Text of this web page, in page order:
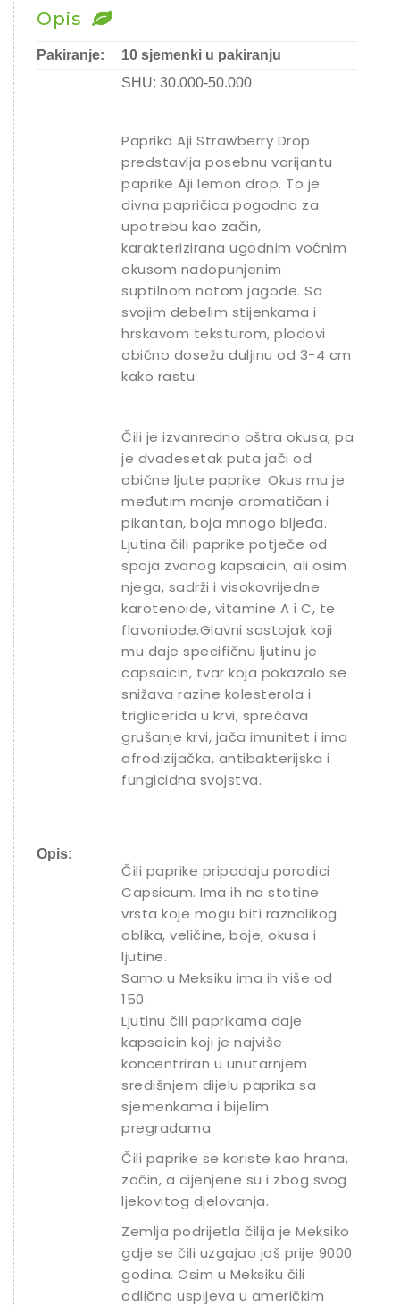
Opis
Pakiranje: 10 sjemenki u pakiranju
Opis:
SHU: 30.000-50.000
Paprika Aji Strawberry Drop
predstavlja posebnu varijantu
paprike Aji lemon drop. To je
divna papričica pogodna za
upotrebu kao začin,
karakterizirana ugodnim voćnim
okusom nadopunjenim
suptilnom notom jagode. Sa
svojim debelim stijenkama i
hrskavom teksturom, plodovi
obično dosežu duljinu od 3-4 cm
kako rastu.
Čili je izvanredno oštra okusa, pa
je dvadesetak puta jači od
obične ljute paprike. Okus mu je
međutim manje aromatičan i
pikantan, boja mnogo bljeđa.
Ljutina čili paprike potječe od
spoja zvanog kapsaicin, ali osim
njega, sadrži i visokovrijedne
karotenoide, vitamine A i C, te
flavoniode.Glavni sastojak koji
mu daje specifičnu ljutinu je
capsaicin, tvar koja pokazalo se
snižava razine kolesterola i
triglicerida u krvi, sprečava
grušanje krvi, jača imunitet i ima
afrodizijačka, antibakterijska i
fungicidna svojstva.
Čili paprike pripadaju porodici
Capsicum. Ima ih na stotine
vrsta koje mogu biti raznolikog
oblika, veličine, boje, okusa i
ljutine.
Samo u Meksiku ima ih više od
150.
Ljutinu čili paprikama daje
kapsaicin koji je najviše
koncentriran u unutarnjem
središnjem dijelu paprika sa
sjemenkama i bijelim
pregradama.
Čili paprike se koriste kao hrana,
začin, a cijenjene su i zbog svog
ljekovitog djelovanja.
Zemlja podrijetla čilija je Meksiko
gdje se čili uzgajao još prije 9000
godina. Osim u Meksiku čili
odlično uspijeva u američkim